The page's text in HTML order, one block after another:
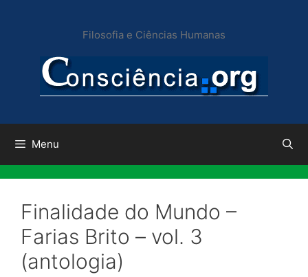
conteúdo
Filosofia e Ciências Humanas
Menu
Finalidade do Mundo –
Farias Brito – vol. 3
(antologia)